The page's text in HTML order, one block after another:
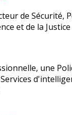
de Sécurité,
et de la Justice
une